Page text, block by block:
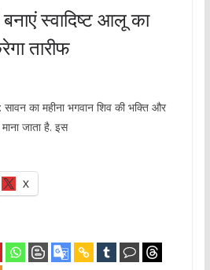
स्वादिष्ट आलू का
तारीफ
का महीना भगवान शिव की भक्ति और
जाता है. इस
X